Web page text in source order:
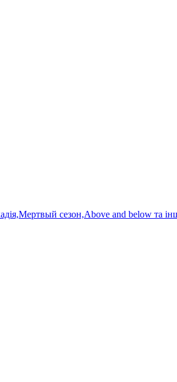
сезон,Above and below та